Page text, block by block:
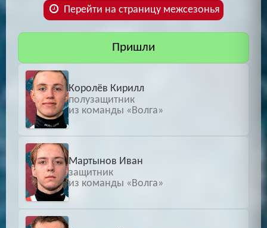
Перейти на страницу межсезонья
Пришли
Королёв Кирилл
полузащитник
из команды «Волга»
Мартынов Иван
защитник
из команды «Волга»